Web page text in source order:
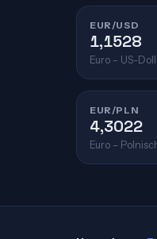
EUR/USD
1,1528
Euro – US-
EUR/PLN
4,3022
Euro –